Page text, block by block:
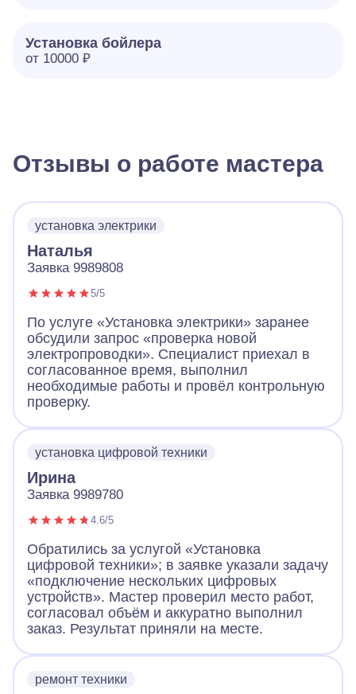
Установка бойлера
от 10000 ₽
Отзывы о работе мастера
установка электрики
Наталья
Заявка 9989808
5/5
По услуге «Установка электрики» заранее
обсудили запрос «проверка новой
электропроводки». Специалист приехал в
согласованное время, выполнил
необходимые работы и провёл контрольную
проверку.
установка цифровой техники
Ирина
Заявка 9989780
4.6/5
Обратились за услугой «Установка
цифровой техники»; в заявке указали задачу
«подключение нескольких цифровых
устройств». Мастер проверил место работ,
согласовал объём и аккуратно выполнил
заказ. Результат приняли на месте.
ремонт техники